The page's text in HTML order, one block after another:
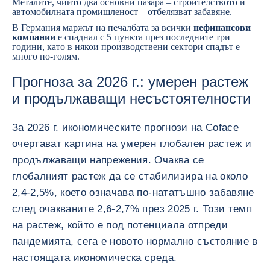
Металите, чиито два основни пазара – строителството и
автомобилната промишленост – отбелязват забавяне.
В Германия маржът на печалбата за всички нефинансови
компании е спаднал с 5 пункта през последните три
години, като в някои производствени сектори спадът е
много по-голям.
Прогноза за 2026 г.: умерен растеж
и продължаващи несъстоятелности
За 2026 г. икономическите прогнози на Coface
очертават картина на умерен глобален растеж и
продължаващи напрежения. Очаква се
глобалният растеж да се стабилизира на около
2,4-2,5%, което означава по-нататъшно забавяне
след очакваните 2,6-2,7% през 2025 г. Този темп
на растеж, който е под потенциала отпреди
пандемията, сега е новото нормално състояние в
настоящата икономическа среда.